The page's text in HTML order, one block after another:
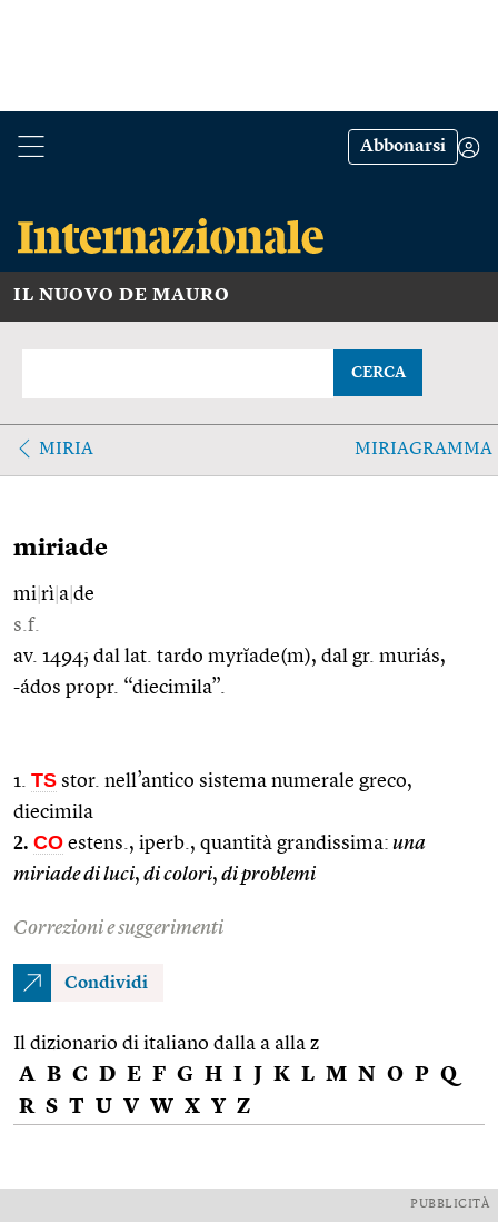
Abbonarsi
IL NUOVO DE MAURO
CERCA
MIRIA MIRIAGRAMMA
miriade
mi rì a de
s.f.
av. 1494; dal lat. tardo myrĭade(m), dal gr. muriás,
-ádos propr. “diecimila”.
1. TS stor. nell’antico sistema numerale greco,
diecimila
2. CO estens., iperb., quantità grandissima: una
miriade di luci, di colori, di problemi
Correzioni e suggerimenti
Condividi
Il dizionario di italiano dalla a alla z
A B C D E F G H I J K L M N O P Q
R S T U V W X Y Z
PUBBLICITÀ